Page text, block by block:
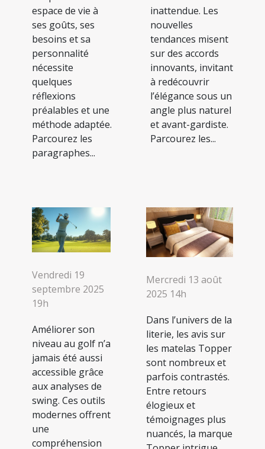
espace de vie à
ses goûts, ses
besoins et sa
personnalité
nécessite
quelques
réflexions
préalables et une
méthode adaptée.
Parcourez les
paragraphes...
inattendue. Les
nouvelles
tendances misent
sur des accords
innovants, invitant
à redécouvrir
l’élégance sous un
angle plus naturel
et avant-gardiste.
Parcourez les...
Vendredi 19
septembre 2025
19h
Améliorer son
niveau au golf n’a
jamais été aussi
accessible grâce
aux analyses de
swing. Ces outils
modernes offrent
une
compréhension
Mercredi 13 août
2025 14h
Dans l’univers de la
literie, les avis sur
les matelas Topper
sont nombreux et
parfois contrastés.
Entre retours
élogieux et
témoignages plus
nuancés, la marque